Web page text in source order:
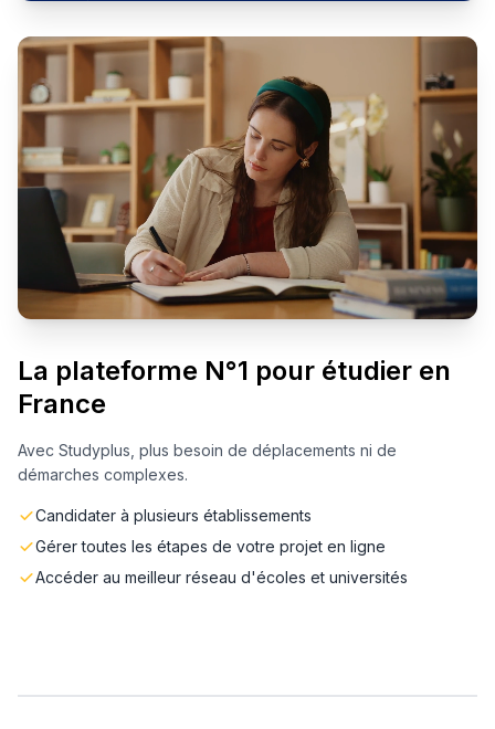
La plateforme N°1 pour étudier en
France
Avec Studyplus, plus besoin de déplacements ni de
démarches complexes.
Candidater à plusieurs établissements
Gérer toutes les étapes de votre projet en ligne
Accéder au meilleur réseau d'écoles et universités